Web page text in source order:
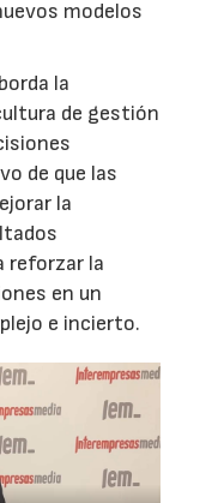
modelos
la
de gestión
de que las
la
reforzar la
en un
e incierto.